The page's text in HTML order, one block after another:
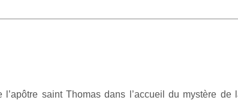
saint Thomas dans l’accueil du mystère de